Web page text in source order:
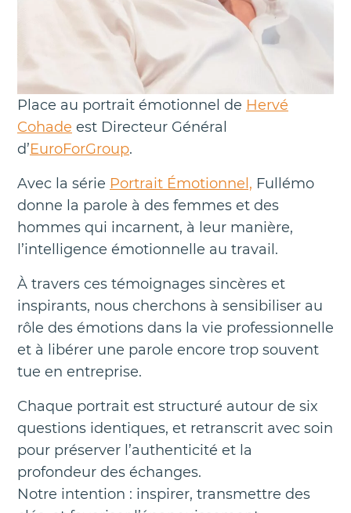
Place au portrait émotionnel de Hervé
Cohade est Directeur Général
d’EuroForGroup.
Avec la série Portrait Émotionnel, Fullémo
donne la parole à des femmes et des
hommes qui incarnent, à leur manière,
l’intelligence émotionnelle au travail.
À travers ces témoignages sincères et
inspirants, nous cherchons à sensibiliser au
rôle des émotions dans la vie professionnelle
et à libérer une parole encore trop souvent
tue en entreprise.
Chaque portrait est structuré autour de six
questions identiques, et retranscrit avec soin
pour préserver l’authenticité et la
profondeur des échanges.
Notre intention : inspirer, transmettre des